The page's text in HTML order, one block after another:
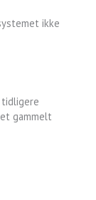
ikke
gammelt